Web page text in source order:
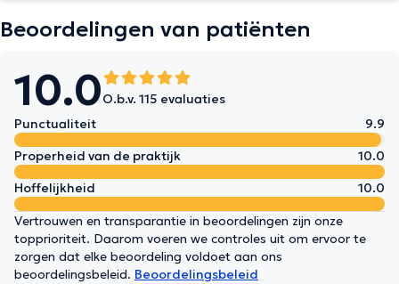
Beoordelingen van patiënten
10.0O.b.v. 115 evaluaties
Punctualiteit
9.9
Properheid van de praktijk
10.0
Hoffelijkheid
10.0
Vertrouwen en transparantie in beoordelingen zijn onze
topprioriteit. Daarom voeren we controles uit om ervoor te
zorgen dat elke beoordeling voldoet aan ons
beoordelingsbeleid. Beoordelingsbeleid